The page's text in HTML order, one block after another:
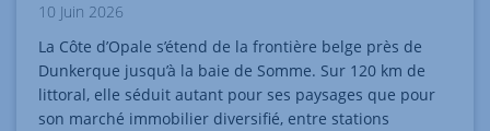
10 Juin 2026
La Côte d’Opale s’étend de la frontière belge près de
Dunkerque jusqu’à la baie de Somme. Sur 120 km de
littoral, elle séduit autant pour ses paysages que pour
son marché immobilier diversifié, entre stations